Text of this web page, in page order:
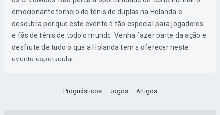
emocionante torneio de ténis de duplas na Holanda e
descubra por que este evento é tão especial para jogadores
e fãs de ténis de todo o mundo. Venha fazer parte da ação e
desfrute de tudo o que a Holanda tem a oferecer neste
evento espetacular.
Prognósticos Jogos Artigos